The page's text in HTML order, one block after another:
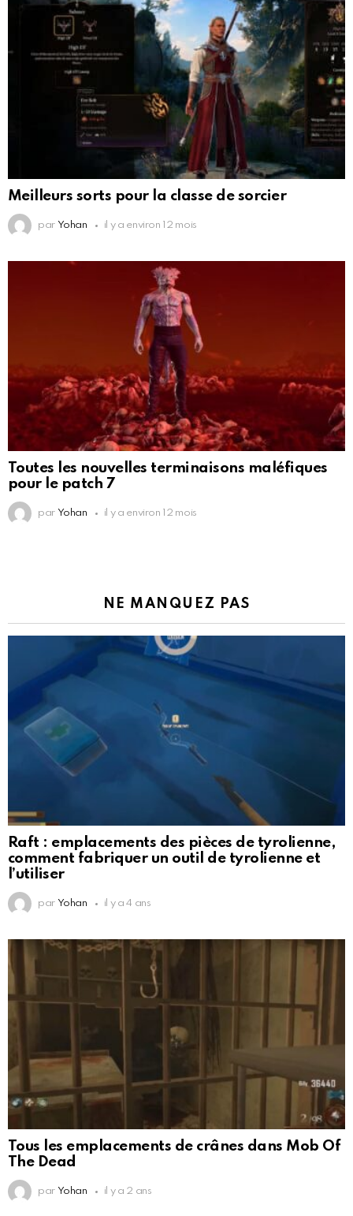
Meilleurs sorts pour la classe de sorcier
par Yohan il y a environ 12 mois
Toutes les nouvelles terminaisons maléfiques
pour le patch 7
par Yohan il y a environ 12 mois
NE MANQUEZ PAS
Raft : emplacements des pièces de tyrolienne,
comment fabriquer un outil de tyrolienne et
l’utiliser
par Yohan il y a 4 ans
Tous les emplacements de crânes dans Mob Of
The Dead
par Yohan il y a 2 ans